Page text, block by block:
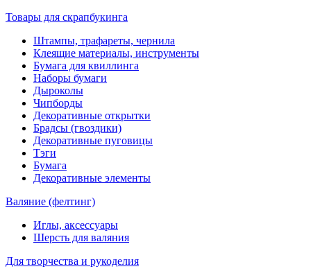
Товары для скрапбукинга
Штампы, трафареты, чернила
Клеящие материалы, инструменты
Бумага для квиллинга
Наборы бумаги
Дыроколы
Чипборды
Декоративные открытки
Брадсы (гвоздики)
Декоративные пуговицы
Тэги
Бумага
Декоративные элементы
Валяние (фелтинг)
Иглы, аксессуары
Шерсть для валяния
Для творчества и рукоделия